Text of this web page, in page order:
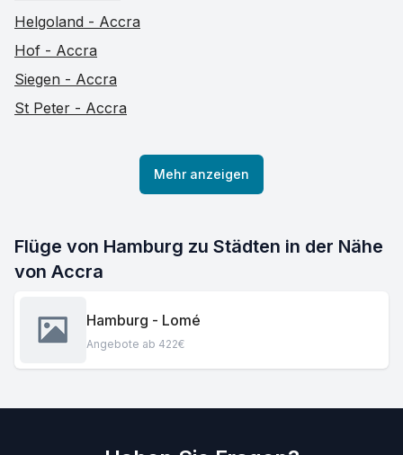
Helgoland - Accra
Hof - Accra
Siegen - Accra
St Peter - Accra
Mehr anzeigen
Flüge von Hamburg zu Städten in der Nähe
von Accra
Hamburg - Lomé
Angebote ab 422€